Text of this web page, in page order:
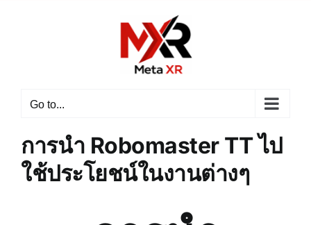
Go to...
การนำ Robomaster TT ไป
ใช้ประโยชน์ในงานต่างๆ